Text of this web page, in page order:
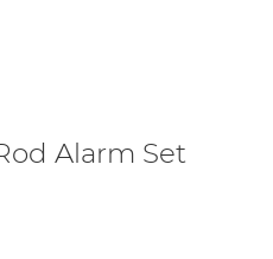
Alarm Set